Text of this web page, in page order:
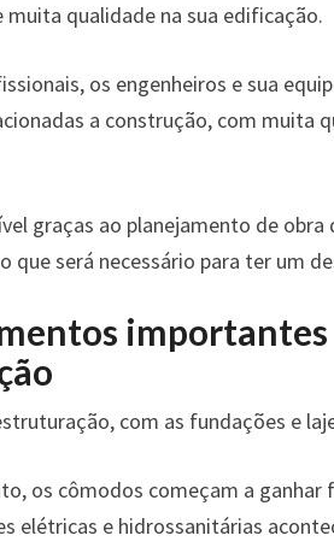
qualidade na sua edificação.
os engenheiros e sua
a construção, com muita
graças ao planejamento de
que será necessário para ter um
com as fundações e
os cômodos começam a
elétricas e hidrossanitárias